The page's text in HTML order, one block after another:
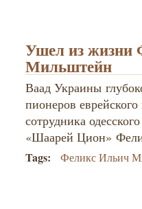
Ушел из жизни
Мильштейн
Ваад Украины
пионеров
сотрудника
«Шаарей Цион»
Tags: Феликс Ильич